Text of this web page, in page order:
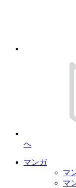
へ
マンガ
マ
マ